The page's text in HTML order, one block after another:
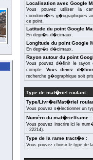
Localisation avec Google
Vous pouvez utiliser la
coordonn�es g�ographiques
ce point.
Latitude du point Google
En degr�s d�cimaux.
Longitude du point Google
En degr�s d�cimaux.
Rayon autour du point
Vous pouvez d�finir le
compte.Vous devez
recherche g�ographique soit
Type de mat�riel roulant
Type/Livr�e/Mat�riel
Vous pouvez s�lectionner un
Numéro du mat�riel/rame :
Vous pouvez inscrire ici le
: 22214).
Type de la rame tract�e :
Vous pouvez choisir le type de